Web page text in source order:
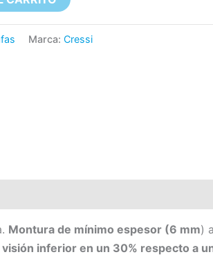
Marca: Cressi
Montura de mínimo espesor (6 mm)
inferior en un 30% respecto a